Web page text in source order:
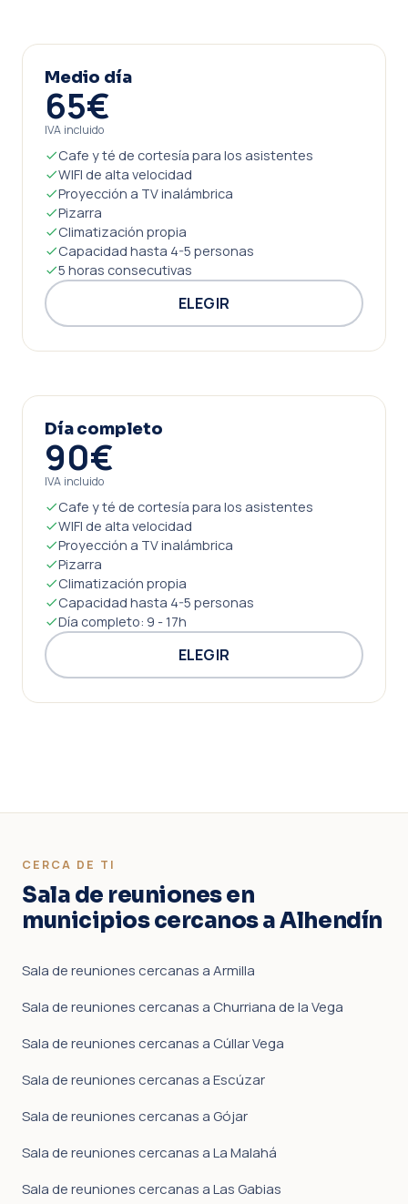
Medio día
65€
IVA incluido
Cafe y té de cortesía para los asistentes
WIFI de alta velocidad
Proyección a TV inalámbrica
Pizarra
Climatización propia
Capacidad hasta 4-5 personas
5 horas consecutivas
ELEGIR
Día completo
90€
IVA incluido
Cafe y té de cortesía para los asistentes
WIFI de alta velocidad
Proyección a TV inalámbrica
Pizarra
Climatización propia
Capacidad hasta 4-5 personas
Día completo: 9 - 17h
ELEGIR
CERCA DE TI
Sala de reuniones en
municipios cercanos a Alhendín
Sala de reuniones cercanas a Armilla
Sala de reuniones cercanas a Churriana de la Vega
Sala de reuniones cercanas a Cúllar Vega
Sala de reuniones cercanas a Escúzar
Sala de reuniones cercanas a Gójar
Sala de reuniones cercanas a La Malahá
Sala de reuniones cercanas a Las Gabias